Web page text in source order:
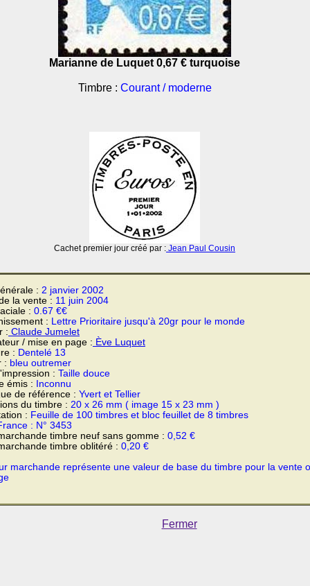
Marianne de Luquet 0,67 € turquoise
Timbre : Courant / moderne
Cachet premier jour créé par : Jean Paul Cousin
: 2 janvier 2002
la vente : 11 juin 2004
: 0.67 €€
: Lettre Prioritaire jusqu'à 20gr pour le monde
: Claude Jumelet
/ mise en page : Ève Luquet
: Dentelé 13
: bleu outremer
: Taille douce
émis :
Inconnu
de référence : Yvert et Tellier
du timbre : 20 x 26 mm ( image 15 x 23 mm )
: Feuille de 100 timbres et bloc feuillet de 8 timbres
: N° 3453
timbre neuf sans gomme : 0,52 €
timbre oblitéré : 0,20 €
marchande représente une valeur de base du timbre pour la vente
Fermer